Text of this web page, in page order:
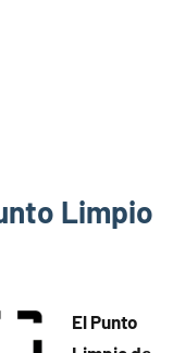
Limpio
El Punto